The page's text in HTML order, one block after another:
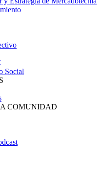
Social
COMUNIDAD